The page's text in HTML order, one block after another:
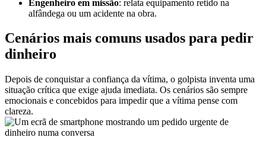
Engenheiro em missão: relata equipamento retido na
alfândega ou um acidente na obra.
Cenários mais comuns usados para pedir
dinheiro
Depois de conquistar a confiança da vítima, o golpista inventa uma
situação crítica que exige ajuda imediata. Os cenários são sempre
emocionais e concebidos para impedir que a vítima pense com
clareza.